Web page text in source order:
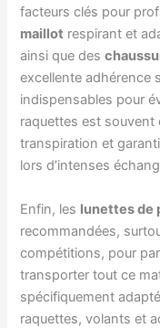
facteurs clés pour
maillot respirant et
ainsi que des
excellente adhérence
indispensables pour
raquettes est souvent
transpiration et
lors d’intenses
Enfin, les lunettes de
recommandées,
compétitions, pour
transporter tout ce
spécifiquement
raquettes, volants et